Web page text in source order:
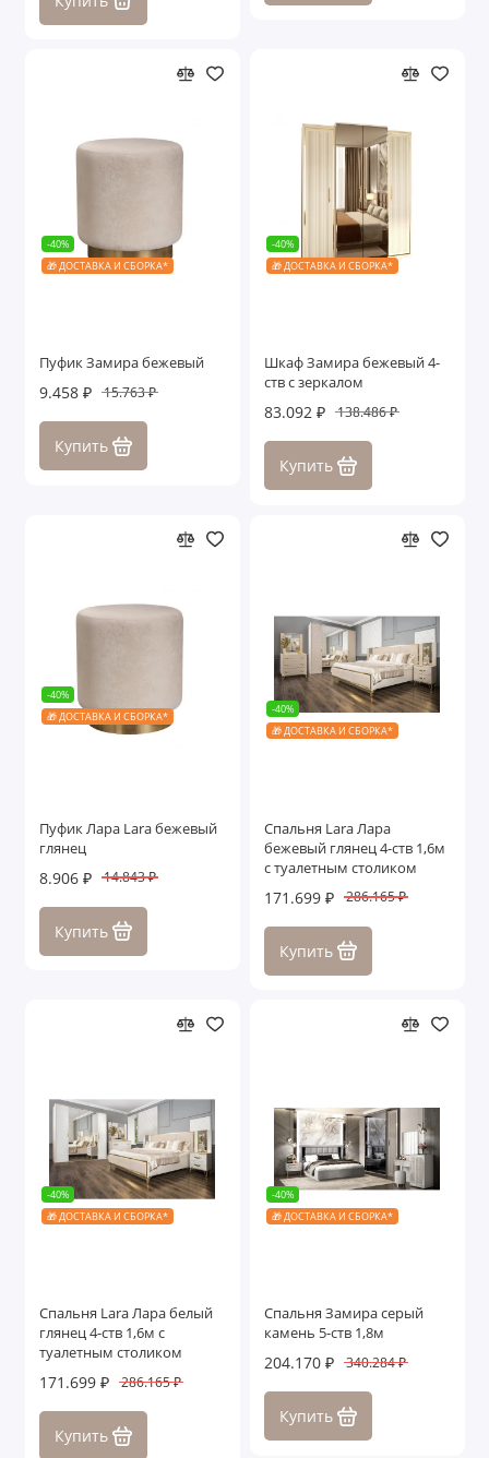
-40%
🎁 ДОСТАВКА И СБОРКА*
Пуфик Замира бежевый
9.458 ₽ 15.763 ₽
Купить
-40%
🎁 ДОСТАВКА И СБОРКА*
Шкаф Замира бежевый 4-
ств с зеркалом
83.092 ₽ 138.486 ₽
Купить
-40%
🎁 ДОСТАВКА И СБОРКА*
Пуфик Лара Lara бежевый
глянец
8.906 ₽ 14.843 ₽
Купить
-40%
🎁 ДОСТАВКА И СБОРКА*
Спальня Lara Лара
бежевый глянец 4-ств 1,6м
с туалетным столиком
171.699 ₽ 286.165 ₽
Купить
-40%
🎁 ДОСТАВКА И СБОРКА*
Спальня Lara Лара белый
глянец 4-ств 1,6м с
туалетным столиком
171.699 ₽ 286.165 ₽
Купить
-40%
🎁 ДОСТАВКА И СБОРКА*
Спальня Замира серый
камень 5-ств 1,8м
204.170 ₽ 340.284 ₽
Купить